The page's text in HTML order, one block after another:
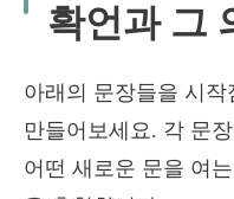
확언과 그
아래의 문장들을 시
만들어보세요. 각 문
어떤 새로운 문을 여